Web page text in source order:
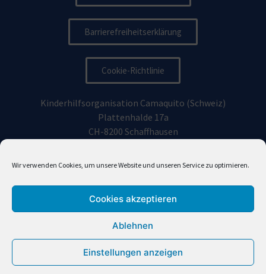
Wir verwenden Cookies, um unsere Website und unseren Service zu optimieren.
Cookies akzeptieren
Ablehnen
Einstellungen anzeigen
Barrierefreiheitserklärung
Cookie-Richtlinie
Kinderhilfsorganisation Camaquito (Schweiz)
Plattenhalde 17a
CH-8200 Schaffhausen
Kinderhilfsorganisation Camaquito Deutschland e.V.
München